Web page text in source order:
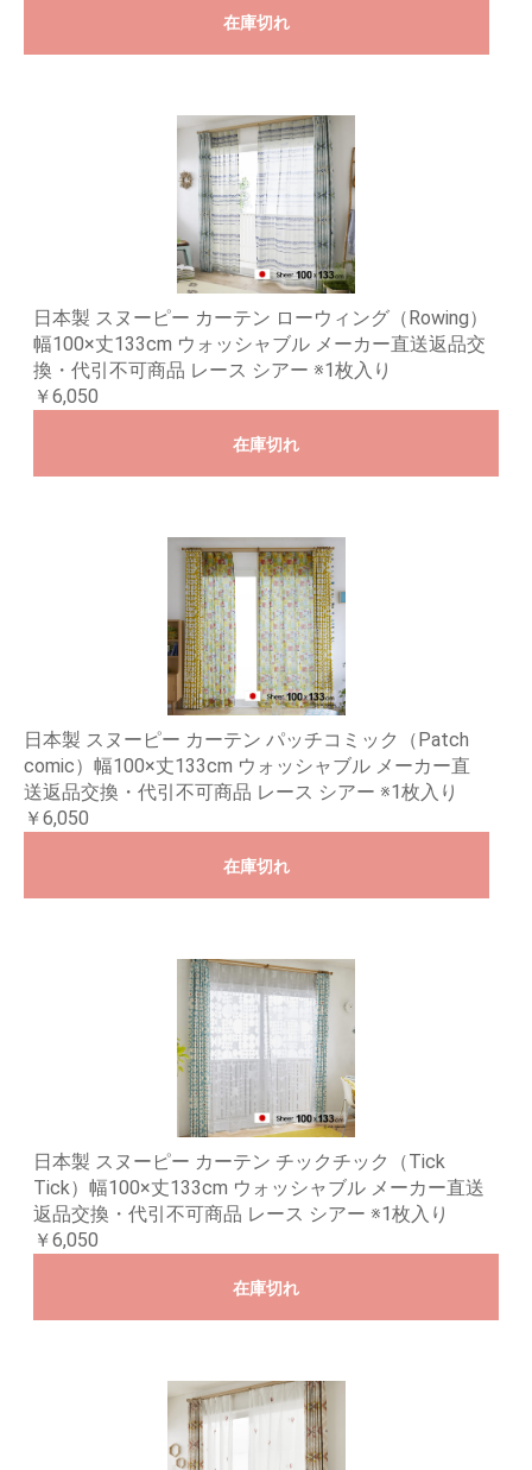
在庫切れ
日本製 スヌーピー カーテン ローウィング（Rowing）
幅100×丈133cm ウォッシャブル メーカー直送返品交
換・代引不可商品 レース シアー ※1枚入り
￥6,050
在庫切れ
日本製 スヌーピー カーテン パッチコミック（Patch
comic）幅100×丈133cm ウォッシャブル メーカー直
送返品交換・代引不可商品 レース シアー ※1枚入り
￥6,050
在庫切れ
日本製 スヌーピー カーテン チックチック（Tick
Tick）幅100×丈133cm ウォッシャブル メーカー直送
返品交換・代引不可商品 レース シアー ※1枚入り
￥6,050
在庫切れ